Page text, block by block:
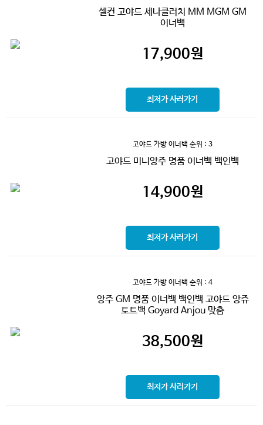
셀컨 고야드 세나클러치 MM MGM GM
이너백
17,900원
최저가 사러가기
고야드 가방 이너백 순위 : 3
고야드 미니앙주 명품 이너백 백인백
14,900원
최저가 사러가기
고야드 가방 이너백 순위 : 4
앙주 GM 명품 이너백 백인백 고야드 앙쥬
토트백 Goyard Anjou 맞춤
38,500원
최저가 사러가기